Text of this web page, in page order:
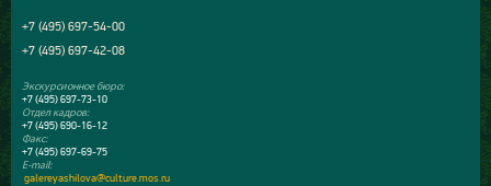
+7 (495) 697-54-00
+7 (495) 697-42-08
Экскурсионное бюро:
+7 (495) 697-73-10
Отдел кадров:
+7 (495) 690-16-12
Факс:
+7 (495) 697-69-75
E-mail:
galereyashilova@culture.mos.ru